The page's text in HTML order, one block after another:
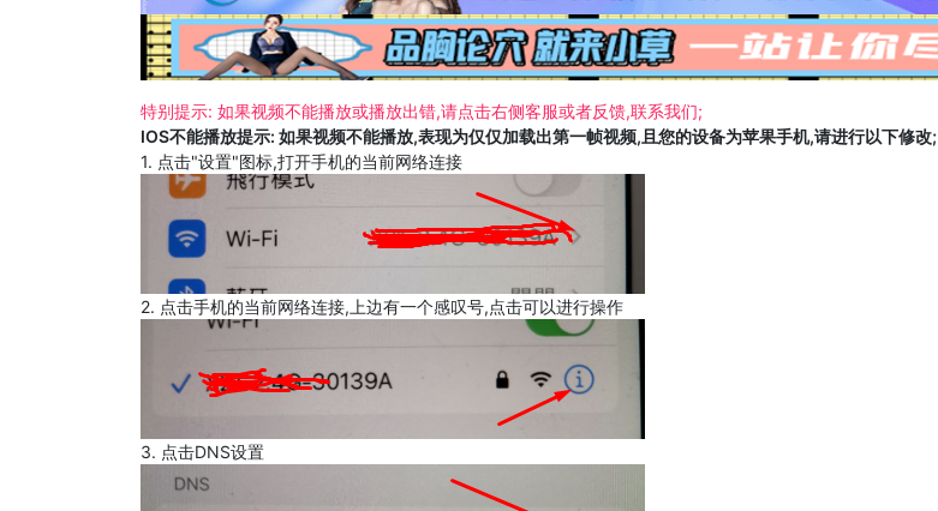
特别提示: 如果视频不能播放或播放出错,请点击右侧客服或者反馈,联系我们;
IOS不能播放提示: 如果视频不能播放,表现为仅仅加载出第一帧视频,且您的设备为苹果手机,请进行以下修改;
1. 点击"设置"图标,打开手机的当前网络连接
2. 点击手机的当前网络连接,上边有一个感叹号,点击可以进行操作
3. 点击DNS设置